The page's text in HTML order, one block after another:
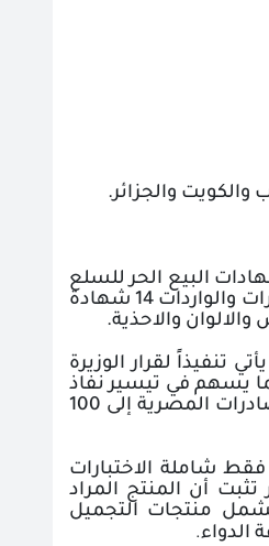
البيع الحر للسلع
والمنتجات الصناعية التي يشترط عند تصديرها وجود هذه الشهادات، أصدرت الهيئة العامة للرقابة على الصادرات والواردات 14 شهادة
والاحذية.
تنفيذاً لقرار الوزيرة
يسهم في تيسير نفاذ
الصادرات المصرية إلى مختلف الأسواق الخارجية، وتماشياً مع استراتيجية الوزارة لدعم المصدرين وزيادة الصادرات المصرية إلى 100
شاملة الاختبارات
أن المنتج المراد
منتجات التجميل
الدواء.